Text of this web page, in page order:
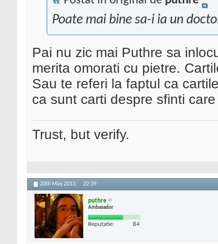
Poate mai bine sa-i ia un
Pai nu zic mai Puthre sa
merita omorati cu pietre.
Sau te referi la faptul ca
ca sunt carti despre sfinti
Trust, but verify.
20th May 2013, 22:39
puthre
Ambasador
Reputatie: 84